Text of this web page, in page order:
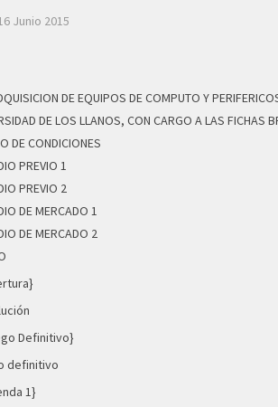
Junio 2015
DE EQUIPOS DE COMPUTO Y
DE LOS LLANOS, CON CARGO A LAS
DE CONDICIONES
PREVIO 1
PREVIO 2
DE MERCADO 1
DE MERCADO 2
Definitivo}
definitivo
1}